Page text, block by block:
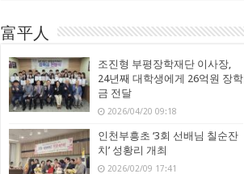
富平人
조진형 부평장학재단 이사장,
24년째 대학생에게 26억원 장학
금 전달
2026/04/20 09:18
인천부흥초 ‘3회 선배님 칠순잔
치’ 성황리 개최
2026/02/09 17:41